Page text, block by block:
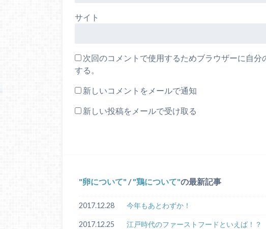
サイト
次回のコメントで使用するためブラウザーに自
する。
新しいコメントをメールで通知
新しい投稿をメールで受け取る
卵について / 鶏について の最新記事
2017.12.28 今年もあとわずか！
2017.12.25 江戸時代のファーストフードといえば！？